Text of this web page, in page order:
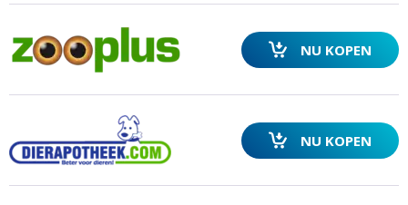
NU KOPEN
NU KOPEN